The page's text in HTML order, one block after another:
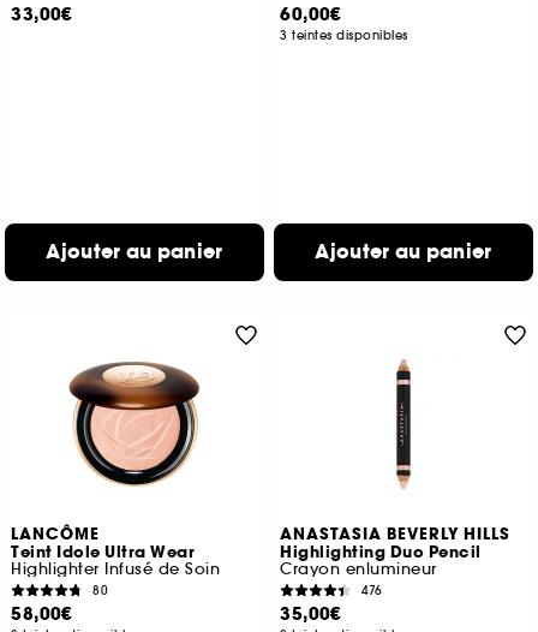
33,00€
Ajouter au panier
60,00€
3 teintes disponibles
Ajouter au panier
LANCÔME
Teint Idole Ultra Wear
Highlighter Infusé de Soin
80
58,00€
ANASTASIA BEVERLY HILLS
Highlighting Duo Pencil
Crayon enlumineur
476
35,00€